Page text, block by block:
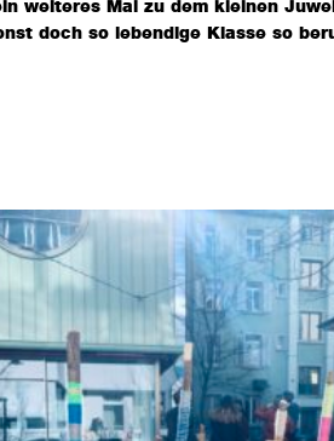
weiteres Mal zu dem kleinen
doch so lebendige Klasse so